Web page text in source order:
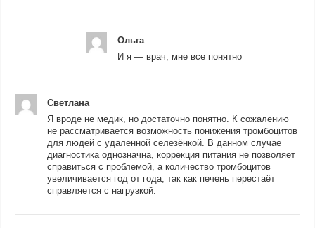
Ольга
И я — врач, мне все понятно
Светлана
Я вроде не медик, но достаточно понятно. К сожалению
не рассматривается возможность понижения тромбоцитов
для людей с удаленной селезёнкой. В данном случае
диагностика однозначна, коррекция питания не позволяет
справиться с проблемой, а количество тромбоцитов
увеличивается год от года, так как печень перестаёт
справляется с нагрузкой.